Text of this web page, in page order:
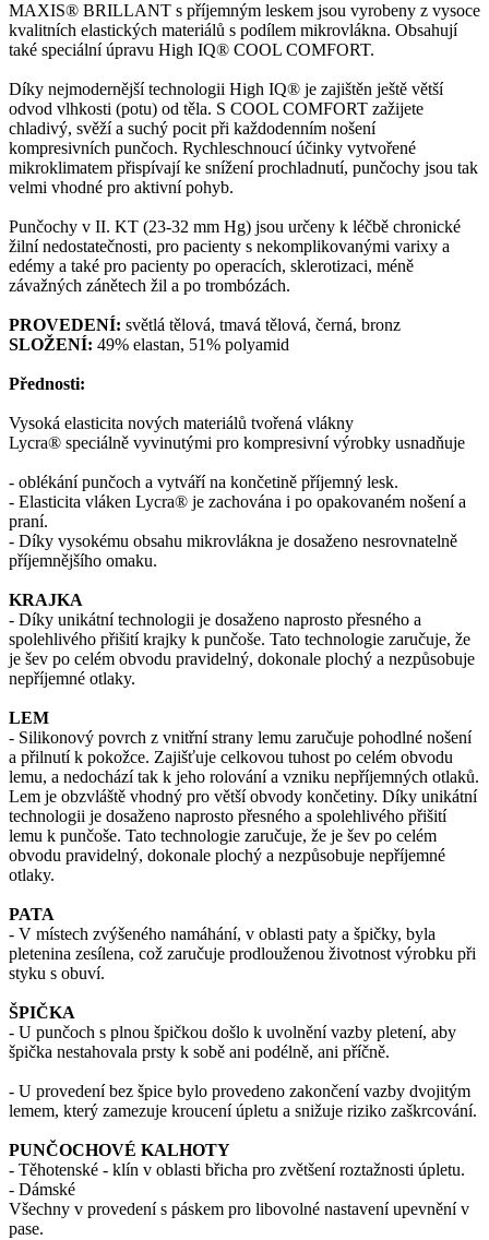
MAXIS® BRILLANT s příjemným leskem jsou vyrobeny z vysoce
kvalitních elastických materiálů s podílem mikrovlákna. Obsahují
také speciální úpravu High IQ® COOL COMFORT.
Díky nejmodernější technologii High IQ® je zajištěn ještě větší
odvod vlhkosti (potu) od těla. S COOL COMFORT zažijete
chladivý, svěží a suchý pocit při každodenním nošení
kompresivních punčoch. Rychleschnoucí účinky vytvořené
mikroklimatem přispívají ke snížení prochladnutí, punčochy jsou tak
velmi vhodné pro aktivní pohyb.
Punčochy v II. KT (23-32 mm Hg) jsou určeny k léčbě chronické
žilní nedostatečnosti, pro pacienty s nekomplikovanými varixy a
edémy a také pro pacienty po operacích, sklerotizaci, méně
závažných zánětech žil a po trombózách.
PROVEDENÍ: světlá tělová, tmavá tělová, černá, bronz
SLOŽENÍ: 49% elastan, 51% polyamid
Přednosti:
Vysoká elasticita nových materiálů tvořená vlákny
Lycra® speciálně vyvinutými pro kompresivní výrobky usnadňuje
- oblékání punčoch a vytváří na končetině příjemný lesk.
- Elasticita vláken Lycra® je zachována i po opakovaném nošení a
praní.
- Díky vysokému obsahu mikrovlákna je dosaženo nesrovnatelně
příjemnějšího omaku.
KRAJKA
- Díky unikátní technologii je dosaženo naprosto přesného a
spolehlivého přišití krajky k punčoše. Tato technologie zaručuje, že
je šev po celém obvodu pravidelný, dokonale plochý a nezpůsobuje
nepříjemné otlaky.
LEM
- Silikonový povrch z vnitřní strany lemu zaručuje pohodlné nošení
a přilnutí k pokožce. Zajišťuje celkovou tuhost po celém obvodu
lemu, a nedochází tak k jeho rolování a vzniku nepříjemných otlaků.
Lem je obzvláště vhodný pro větší obvody končetiny. Díky unikátní
technologii je dosaženo naprosto přesného a spolehlivého přišití
lemu k punčoše. Tato technologie zaručuje, že je šev po celém
obvodu pravidelný, dokonale plochý a nezpůsobuje nepříjemné
otlaky.
PATA
- V místech zvýšeného namáhání, v oblasti paty a špičky, byla
pletenina zesílena, což zaručuje prodlouženou životnost výrobku při
styku s obuví.
ŠPIČKA
- U punčoch s plnou špičkou došlo k uvolnění vazby pletení, aby
špička nestahovala prsty k sobě ani podélně, ani příčně.
- U provedení bez špice bylo provedeno zakončení vazby dvojitým
lemem, který zamezuje kroucení úpletu a snižuje riziko zaškrcování.
PUNČOCHOVÉ KALHOTY
- Těhotenské - klín v oblasti břicha pro zvětšení roztažnosti úpletu.
- Dámské
Všechny v provedení s páskem pro libovolné nastavení upevnění v
pase.